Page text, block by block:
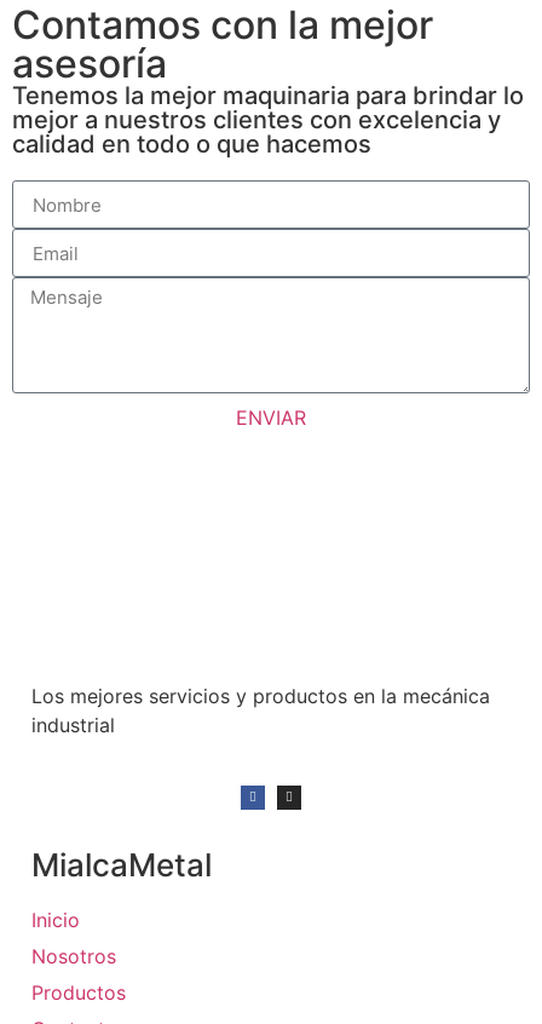
Contamos con la mejor
asesoría
Tenemos la mejor maquinaria para brindar lo
mejor a nuestros clientes con excelencia y
calidad en todo o que hacemos
ENVIAR
Los mejores servicios y productos en la mecánica
industrial
MialcaMetal
Inicio
Nosotros
Productos